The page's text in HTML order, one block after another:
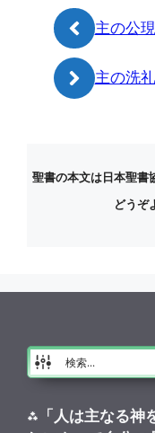
ー
主の公
主の洗
聖書の本文は日本聖書
どうぞ
⁂ 「人は主なる